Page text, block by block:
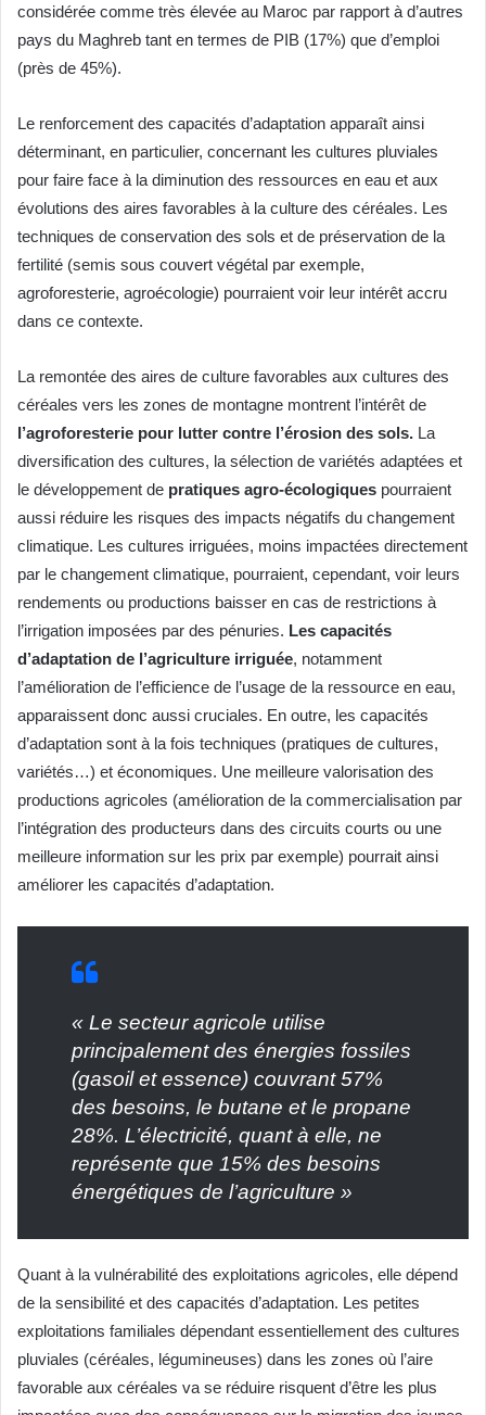
considérée comme très élevée au Maroc par rapport à d’autres
pays du Maghreb tant en termes de PIB (17%) que d’emploi
(près de 45%).
Le renforcement des capacités d’adaptation apparaît ainsi
déterminant, en particulier, concernant les cultures pluviales
pour faire face à la diminution des ressources en eau et aux
évolutions des aires favorables à la culture des céréales. Les
techniques de conservation des sols et de préservation de la
fertilité (semis sous couvert végétal par exemple,
agroforesterie, agroécologie) pourraient voir leur intérêt accru
dans ce contexte.
La remontée des aires de culture favorables aux cultures des
céréales vers les zones de montagne montrent l’intérêt de
l’agroforesterie pour lutter contre l’érosion des sols. La
diversification des cultures, la sélection de variétés adaptées et
le développement de pratiques agro-écologiques pourraient
aussi réduire les risques des impacts négatifs du changement
climatique. Les cultures irriguées, moins impactées directement
par le changement climatique, pourraient, cependant, voir leurs
rendements ou productions baisser en cas de restrictions à
l’irrigation imposées par des pénuries. Les capacités
d’adaptation de l’agriculture irriguée, notamment
l’amélioration de l’efficience de l’usage de la ressource en eau,
apparaissent donc aussi cruciales. En outre, les capacités
d’adaptation sont à la fois techniques (pratiques de cultures,
variétés…) et économiques. Une meilleure valorisation des
productions agricoles (amélioration de la commercialisation par
l’intégration des producteurs dans des circuits courts ou une
meilleure information sur les prix par exemple) pourrait ainsi
améliorer les capacités d’adaptation.
« Le secteur agricole utilise
principalement des énergies fossiles
(gasoil et essence) couvrant 57%
des besoins, le butane et le propane
28%. L’électricité, quant à elle, ne
représente que 15% des besoins
énergétiques de l’agriculture »
Quant à la vulnérabilité des exploitations agricoles, elle dépend
de la sensibilité et des capacités d’adaptation. Les petites
exploitations familiales dépendant essentiellement des cultures
pluviales (céréales, légumineuses) dans les zones où l’aire
favorable aux céréales va se réduire risquent d’être les plus